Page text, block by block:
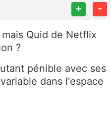
+ -
Quid de Netflix
?
pénible avec ses
dans l'espace